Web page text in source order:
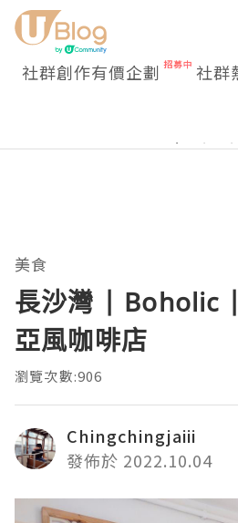
社群創作有價企劃 社群
美食
長沙灣 | Boholic
亞風咖啡店
瀏覽次數:906
Chingchingjaiii
發佈於 2022.10.04